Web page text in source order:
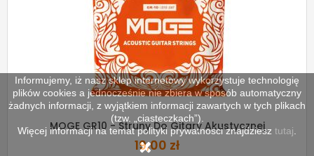
Informujemy, iż nasz sklep internetowy wykorzystuje technologię
plików cookies a jednocześnie nie zbiera w sposób automatyczny
żadnych informacji, z wyjątkiem informacji zawartych w tych plikach
(tzw. „ciasteczkach”).
Więcej informacji na temat polityki prywatności znajdziesz tutaj
MOGE GR10 - Struny Do Gitary Akustycznej
19,00 zł